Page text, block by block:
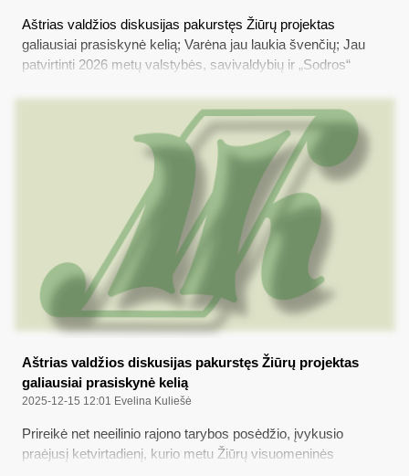
Aštrias valdžios diskusijas pakurstęs Žiūrų projektas
galiausiai prasiskynė kelią; Varėna jau laukia švenčių; Jau
patvirtinti 2026 metų valstybės, savivaldybių ir „Sodros“
Aštrias valdžios diskusijas pakurstęs Žiūrų projektas
galiausiai prasiskynė kelią
2025-12-15 12:01 Evelina Kuliešė
Prireikė net neeilinio rajono tarybos posėdžio, įvykusio
praėjusį ketvirtadienį, kurio metu Žiūrų visuomeninės